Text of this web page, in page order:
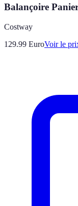
Balançoire
Costway
129.99 EuroVoir le